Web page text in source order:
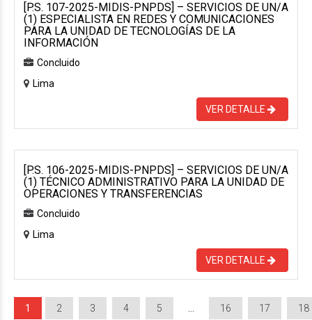
[P.S. 107-2025-MIDIS-PNPDS] – SERVICIOS DE UN/A
(1) ESPECIALISTA EN REDES Y COMUNICACIONES
PARA LA UNIDAD DE TECNOLOGÍAS DE LA
INFORMACIÓN
Concluido
Lima
VER DETALLE
[P.S. 106-2025-MIDIS-PNPDS] – SERVICIOS DE UN/A
(1) TÉCNICO ADMINISTRATIVO PARA LA UNIDAD DE
OPERACIONES Y TRANSFERENCIAS
Concluido
Lima
VER DETALLE
1 2 3 4 5 16 17 18